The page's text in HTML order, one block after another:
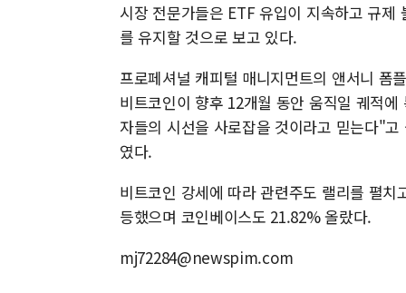
시장 전문가들은 ETF 유입이 지속하고 규
를 유지할 것으로 보고 있다.
프로페셔널 캐피털 매니지먼트의 앤서니 폼
비트코인이 향후 12개월 동안 움직일 궤적
자들의 시선을 사로잡을 것이라고 믿는다"
였다.
비트코인 강세에 따라 관련주도 랠리를 펼
등했으며 코인베이스도 21.82% 올랐다.
mj72284@newspim.com